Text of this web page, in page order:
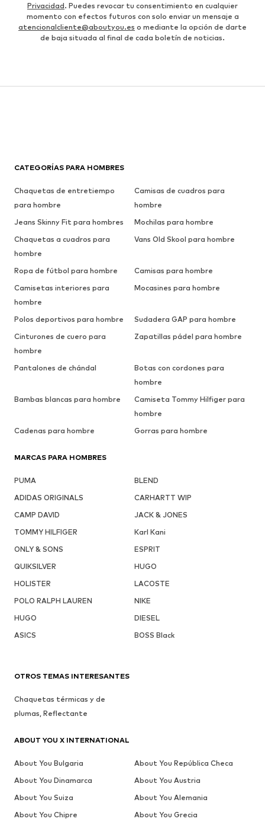
Privacidad. Puedes revocar tu consentimiento en cualquier
momento con efectos futuros con solo enviar un mensaje a
atencionalcliente@aboutyou.es o mediante la opción de darte
de baja situada al final de cada boletín de noticias.
CATEGORÍAS PARA HOMBRES
Chaquetas de entretiempo
para hombre
Camisas de cuadros para
hombre
Jeans Skinny Fit para hombres
Mochilas para hombre
Chaquetas a cuadros para
hombre
Vans Old Skool para hombre
Ropa de fútbol para hombre
Camisas para hombre
Camisetas interiores para
hombre
Mocasines para hombre
Polos deportivos para hombre
Sudadera GAP para hombre
Cinturones de cuero para
hombre
Zapatillas pádel para hombre
Pantalones de chándal
Botas con cordones para
hombre
Bambas blancas para hombre
Camiseta Tommy Hilfiger para
hombre
Cadenas para hombre
Gorras para hombre
MARCAS PARA HOMBRES
PUMA
BLEND
ADIDAS ORIGINALS
CARHARTT WIP
CAMP DAVID
JACK & JONES
TOMMY HILFIGER
Karl Kani
ONLY & SONS
ESPRIT
QUIKSILVER
HUGO
HOLISTER
LACOSTE
POLO RALPH LAUREN
NIKE
HUGO
DIESEL
ASICS
BOSS Black
OTROS TEMAS INTERESANTES
Chaquetas térmicas y de
plumas, Reflectante
ABOUT YOU X INTERNATIONAL
About You Bulgaria
About You República Checa
About You Dinamarca
About You Austria
About You Suiza
About You Alemania
About You Chipre
About You Grecia